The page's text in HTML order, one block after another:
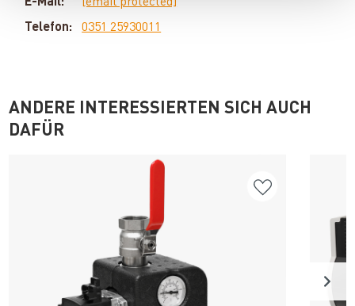
Telefon:
0351 25930011
ANDERE INTERESSIERTEN SICH AUCH
DAFÜR